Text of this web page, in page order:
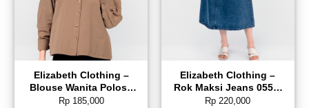
Elizabeth Clothing –
Blouse Wanita Polos |
Lengan Panjang 0595-
Rp185,000
Elizabeth Clothing –
Rok Maksi Jeans 0559-
2680
Rp 220,000